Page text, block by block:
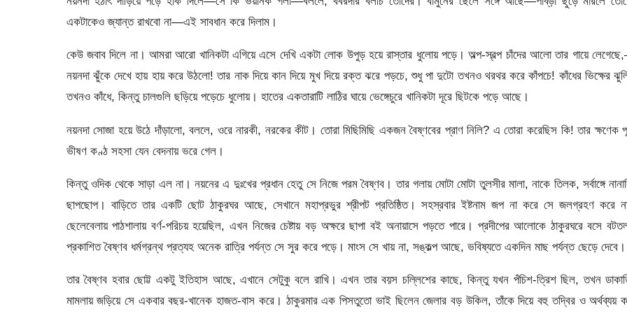
একটাকেও জ্যান্ত রাখবো না—এই সাবধান করে দিলাম।
কেউ জবাব দিলে না। আমরা আরো খানিকটা এগিয়ে এসে দেখি একটা লোক উপুড় হয়ে রাস্তার ধুলোয় পড়ে। অল্প-স্বল্প চাঁদের আলো তার গায়ে
নয়নদা ঝুঁকে দেখে হায় হায় করে উঠলো! তার নাক দিয়ে কান দিয়ে মুখ দিয়ে রক্ত ঝরে পড়চে, শুধু পা দুটো তখনও থরথর করে কাঁপচে! কাঁধের ভিক্ষের
তখনও কাঁধে, কিন্তু চালগুলি ছড়িয়ে পড়েচে ধুলোয়। হাতের একতারাটি লাঠির ঘায়ে ভেঙ্গেচুরে খানিকটা দূরে ছিটকে পড়ে আছে।
নয়নদা সোজা হয়ে উঠে দাঁড়ালো, বললে, ওরে নারকী, নরকের কীট। তোরা মিছিমিছি একজন বৈষ্ণবের প্রাণ নিলি? এ তোরা করেছিস কি! তার ক্ষণেক
ভীষণ কণ্ঠ সহসা যেন বেদনায় ভরে গেল।
কিন্তু ওদিক থেকে সাড়া এল না। নয়নের এ দুঃখের প্রধান হেতু সে নিজে পরম বৈষ্ণব। তার গলায় মোটা মোটা তুলসীর মালা, নাকে তিলক, সর্বাঙ্গে
ছাপছোপ। বাড়িতে তার একটি ছোট ঠাকুরঘর আছে, সেখানে মহাপ্রভুর শ্রীপট প্রতিষ্ঠিত। সহস্রবার ইষ্টনাম জপ না করে সে জলগ্রহণ করে
ছেলেবেলায় পাঠশালায় বর্ণ-পরিচয় হয়েছিল, এখন নিজের চেষ্টায় বড় অক্ষরে ছাপা বই অনায়াসে পড়তে পারে। প্রদীপের আলোকে ঠাকুরঘরে বসে
প্রকাশিত বৈষ্ণব ধর্মগ্রন্থ প্রত্যহ অনেক রাত্রি পর্যন্ত সে সুর করে পড়ে। মাংস সে খায় না, সঙ্কল্প আছে, ভবিষ্যতে একদিন মাছ পর্যন্ত ছেড়ে দেবে।
তার বৈষ্ণব হবার ছোট্ট একটু ইতিহাস আছে, এখানে সেটুকু বলে রাখি। এখন তার বয়স চল্লিশের কাছে, কিন্তু যখন পঁচিশ-ত্রিশ ছিল, তখন
মামলায় জড়িয়ে সে একবার বছর-খানেক হাজত-বাস করে। ঠাকুরমার এক পিসতুতো ভাই ছিলেন জেলার বড় উকিল, তাঁকে দিয়ে বহু তদ্বির ও অর্থব্যয়